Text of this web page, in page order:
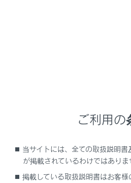
補充をするには
ご利用の
当サイトには、全ての取扱説明
が掲載されているわけではありま
掲載している取扱説明書はお客